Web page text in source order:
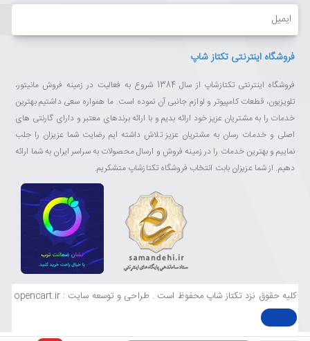
ایمیل
فروشگاه اینترنتی تکتاز شاپ
فروشگاه اینترنتی تکتازشاپ از سال 1384 شروع به فعالیت در زمینه فروش مانیتور،
تلویزیون، قطعات کامپیوتر و لوازم جانبی آن نموده است. ما همواره سعی داشتیم بهترین
خدمات را به مشتریان عزیز خود ارائه بدیم و با ارائه برندهای معتبر و دارای گارنتی های
اصلی و خدمات رسان به مشتریان عزیز تلاش داشته ایم رضایت شما عزیزان را جلب
نماییم و بهترین خدمات را در زمینه فروش و ارسال محصولات به سراسر ایران به شما ارائه
دهیم. از شما عزیزان بابت انتخاب فروشگاه تکتازشاپ متشکریم.
کلیه حقوق نزد تکتاز شاپ محفوظ است . طراحی و توسعه سایت : opencart.ir